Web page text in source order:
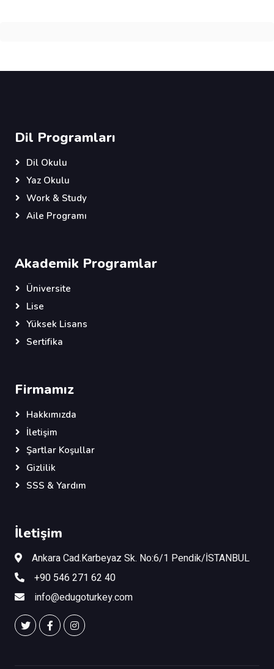
Dil Programları
Dil Okulu
Yaz Okulu
Work & Study
Aile Programı
Akademik Programlar
Üniversite
Lise
Yüksek Lisans
Sertifika
Firmamız
Hakkımızda
İletişim
Şartlar Koşullar
Gizlilik
SSS & Yardım
İletişim
Ankara Cad.Karbeyaz Sk. No:6/1 Pendik/İSTANBUL
+90 546 271 62 40
info@edugoturkey.com